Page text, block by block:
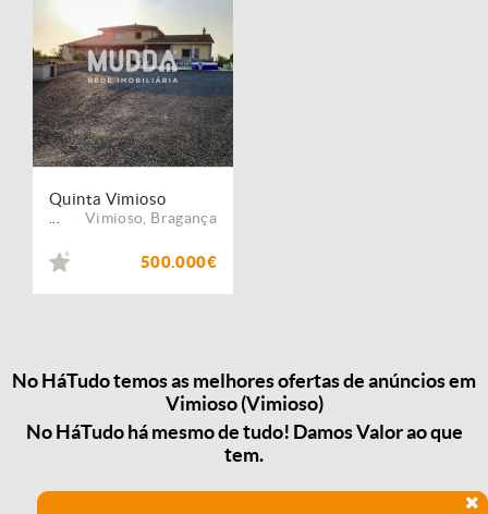
Quinta Vimioso
Vimioso Bragança
500.000€
No HáTudo temos as melhores ofertas de anúncios em
Vimioso (Vimioso)
No HáTudo há mesmo de tudo! Damos Valor ao que
tem.